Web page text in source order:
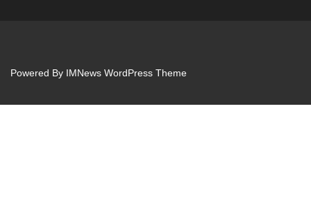
Powered By IMNews WordPress Theme